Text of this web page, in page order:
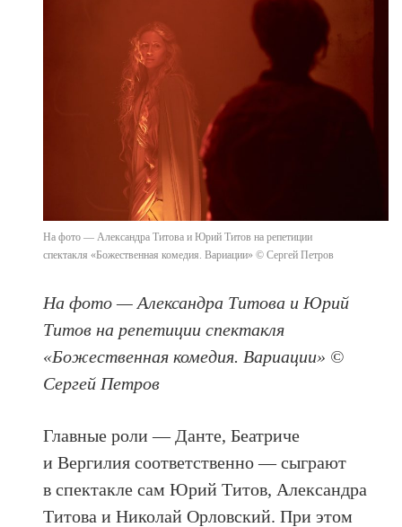
На фото — Александра Титова и Юрий Титов на репетиции
спектакля «Божественная комедия. Вариации» © Сергей Петров
На фото — Александра Титова и Юрий
Титов на репетиции спектакля
«Божественная комедия. Вариации» ©
Сергей Петров
Главные роли — Данте, Беатриче
и Вергилия соответственно — сыграют
в спектакле сам Юрий Титов, Александра
Титова и Николай Орловский. При этом